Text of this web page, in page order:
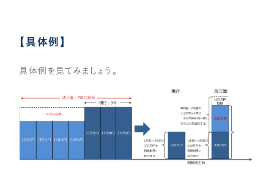
【具体例】
具体例を見てみましょう。